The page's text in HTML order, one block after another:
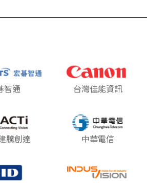
智通 台灣佳能資訊
騰創達 中華電信